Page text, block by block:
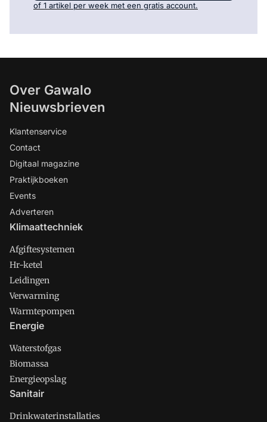
of 1 artikel per week met een gratis account.
Over Gawalo
Nieuwsbrieven
Klantenservice
Contact
Digitaal magazine
Praktijkboeken
Events
Adverteren
Klimaattechniek
Afgiftesystemen
Hr-ketel
Leidingen
Verwarming
Warmtepompen
Energie
Waterstofgas
Biomassa
Energieopslag
Sanitair
Drinkwaterinstallaties